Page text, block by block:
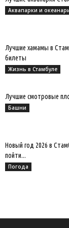
Аквапарки и
Лучшие хамамы в
билеты
Жизнь в Стамбуле
Лучшие смотровые
Башни
Новый год 2026 в
пойти...
Погода